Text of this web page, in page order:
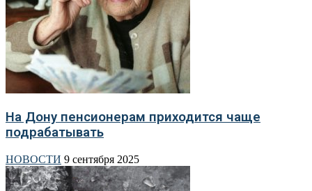
На Дону пенсионерам приходится чаще
подрабатывать
НОВОСТИ 9 сентября 2025